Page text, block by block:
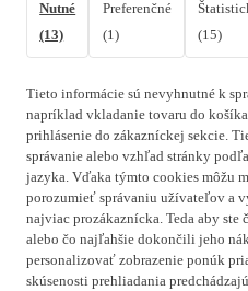
Nutné
(13)
Preferenčné
(1)
(15)
Tieto informácie sú nevyhnutné k
napríklad vkladanie tovaru do
prihlásenie do zákazníckej sekcie.
správanie alebo vzhľad stránky
jazyka. Vďaka týmto cookies môžu
porozumieť správaniu užívateľov a
najviac prozákaznícka. Teda aby
alebo čo najľahšie dokončili jeho
personalizovať zobrazenie ponúk
skúsenosti prehliadania